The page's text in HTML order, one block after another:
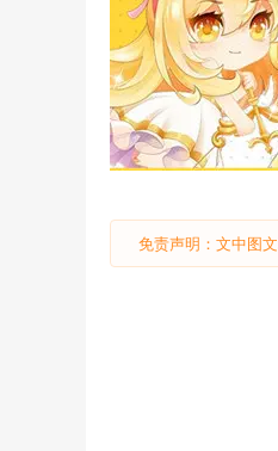
免责声明：文中图